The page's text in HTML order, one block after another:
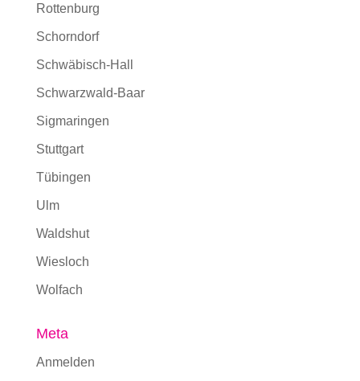
Rottenburg
Schorndorf
Schwäbisch-Hall
Schwarzwald-Baar
Sigmaringen
Stuttgart
Tübingen
Ulm
Waldshut
Wiesloch
Wolfach
Meta
Anmelden